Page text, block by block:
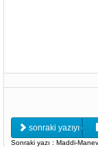
sonraki yazıyı oku
Sonraki yazı : Maddi-